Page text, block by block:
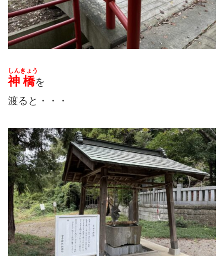
神
しん
橋
きょう
を
渡ると・・・